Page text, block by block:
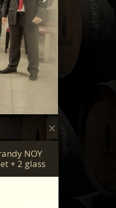
NOY
+ 2 glass